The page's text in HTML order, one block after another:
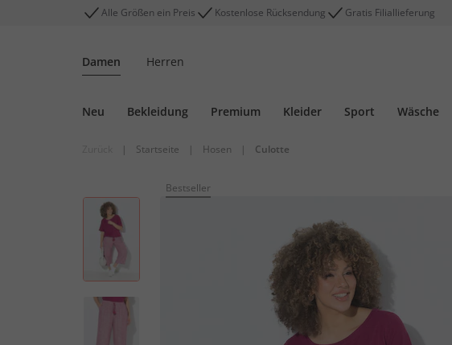
Alle Größen ein Preis Kostenlose Rücksendung Gratis Filiallieferung
Damen Herren
Neu Bekleidung Premium Kleider Sport Wäsche
| Startseite | Hosen | Culotte
Bestseller